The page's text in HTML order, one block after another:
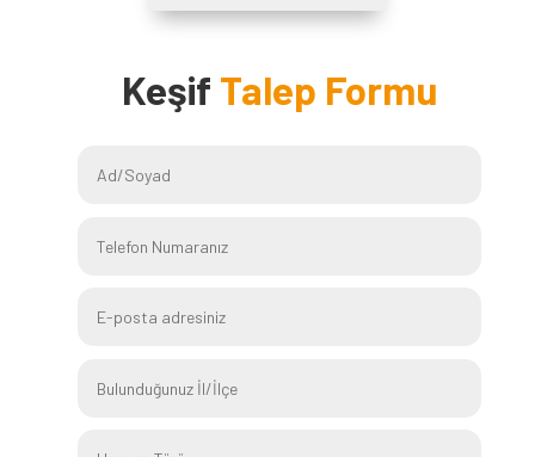
Keşif Talep Formu